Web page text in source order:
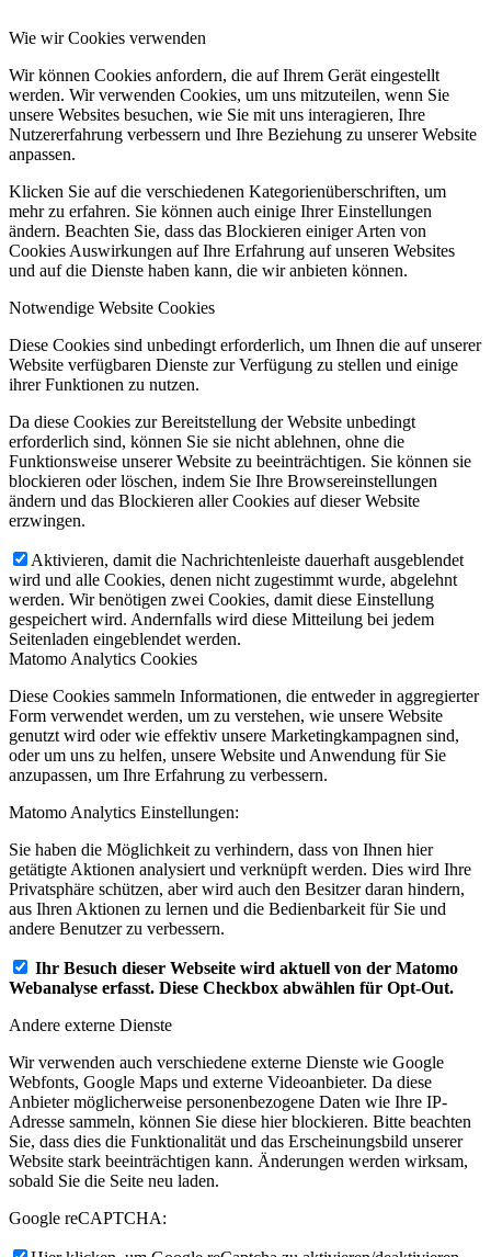
Wie wir Cookies verwenden
Wir können Cookies anfordern, die auf Ihrem Gerät eingestellt
werden. Wir verwenden Cookies, um uns mitzuteilen, wenn Sie
unsere Websites besuchen, wie Sie mit uns interagieren, Ihre
Nutzererfahrung verbessern und Ihre Beziehung zu unserer Website
anpassen.
Klicken Sie auf die verschiedenen Kategorienüberschriften, um
mehr zu erfahren. Sie können auch einige Ihrer Einstellungen
ändern. Beachten Sie, dass das Blockieren einiger Arten von
Cookies Auswirkungen auf Ihre Erfahrung auf unseren Websites
und auf die Dienste haben kann, die wir anbieten können.
Notwendige Website Cookies
Diese Cookies sind unbedingt erforderlich, um Ihnen die auf unserer
Website verfügbaren Dienste zur Verfügung zu stellen und einige
ihrer Funktionen zu nutzen.
Da diese Cookies zur Bereitstellung der Website unbedingt
erforderlich sind, können Sie sie nicht ablehnen, ohne die
Funktionsweise unserer Website zu beeinträchtigen. Sie können sie
blockieren oder löschen, indem Sie Ihre Browsereinstellungen
ändern und das Blockieren aller Cookies auf dieser Website
erzwingen.
Aktivieren, damit die Nachrichtenleiste dauerhaft ausgeblendet
wird und alle Cookies, denen nicht zugestimmt wurde, abgelehnt
werden. Wir benötigen zwei Cookies, damit diese Einstellung
gespeichert wird. Andernfalls wird diese Mitteilung bei jedem
Seitenladen eingeblendet werden.
Matomo Analytics Cookies
Diese Cookies sammeln Informationen, die entweder in aggregierter
Form verwendet werden, um zu verstehen, wie unsere Website
genutzt wird oder wie effektiv unsere Marketingkampagnen sind,
oder um uns zu helfen, unsere Website und Anwendung für Sie
anzupassen, um Ihre Erfahrung zu verbessern.
Matomo Analytics Einstellungen:
Sie haben die Möglichkeit zu verhindern, dass von Ihnen hier
getätigte Aktionen analysiert und verknüpft werden. Dies wird Ihre
Privatsphäre schützen, aber wird auch den Besitzer daran hindern,
aus Ihren Aktionen zu lernen und die Bedienbarkeit für Sie und
andere Benutzer zu verbessern.
Ihr Besuch dieser Webseite wird aktuell von der Matomo
Webanalyse erfasst. Diese Checkbox abwählen für Opt-Out.
Andere externe Dienste
Wir verwenden auch verschiedene externe Dienste wie Google
Webfonts, Google Maps und externe Videoanbieter. Da diese
Anbieter möglicherweise personenbezogene Daten wie Ihre IP-
Adresse sammeln, können Sie diese hier blockieren. Bitte beachten
Sie, dass dies die Funktionalität und das Erscheinungsbild unserer
Website stark beeinträchtigen kann. Änderungen werden wirksam,
sobald Sie die Seite neu laden.
Google reCAPTCHA: